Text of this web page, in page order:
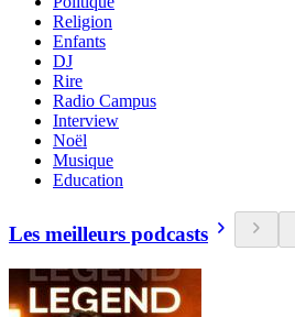
Religion
Enfants
DJ
Rire
Radio Campus
Interview
Noël
Musique
Education
Les meilleurs podcasts